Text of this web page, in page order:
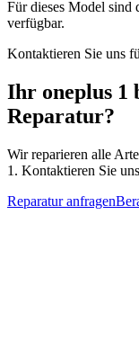
Für dieses Model sind
verfügbar.
Kontaktieren Sie uns
Ihr oneplus 1
Reparatur?
Wir reparieren alle
1 . Kontaktieren Sie
Reparatur anfragen